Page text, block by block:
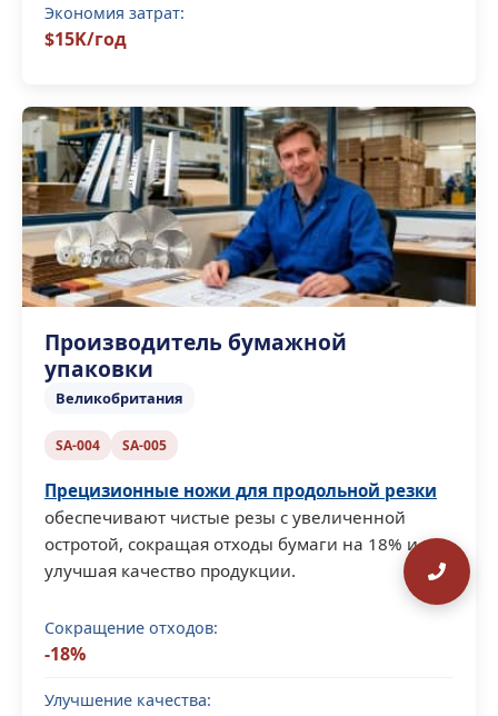
Экономия затрат:
$15K/год
Производитель бумажной
упаковки
Великобритания
SA-004 SA-005
Прецизионные ножи для продольной резки
обеспечивают чистые резы с увеличенной
остротой, сокращая отходы бумаги на 18% и
улучшая качество продукции.
Сокращение отходов:
-18%
Улучшение качества: